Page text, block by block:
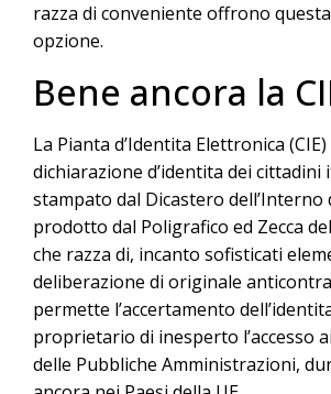
razza di conveniente offrono
opzione.
Bene ancora la
La Pianta d’Identita Elettronica (CIE)
dichiarazione d’identita dei cittadini
stampato dal Dicastero dell’Interno
prodotto dal Poligrafico ed Zecca
che razza di, incanto sofisticati
deliberazione di originale
permette l’accertamento
proprietario di inesperto l’accesso
delle Pubbliche Amministrazioni,